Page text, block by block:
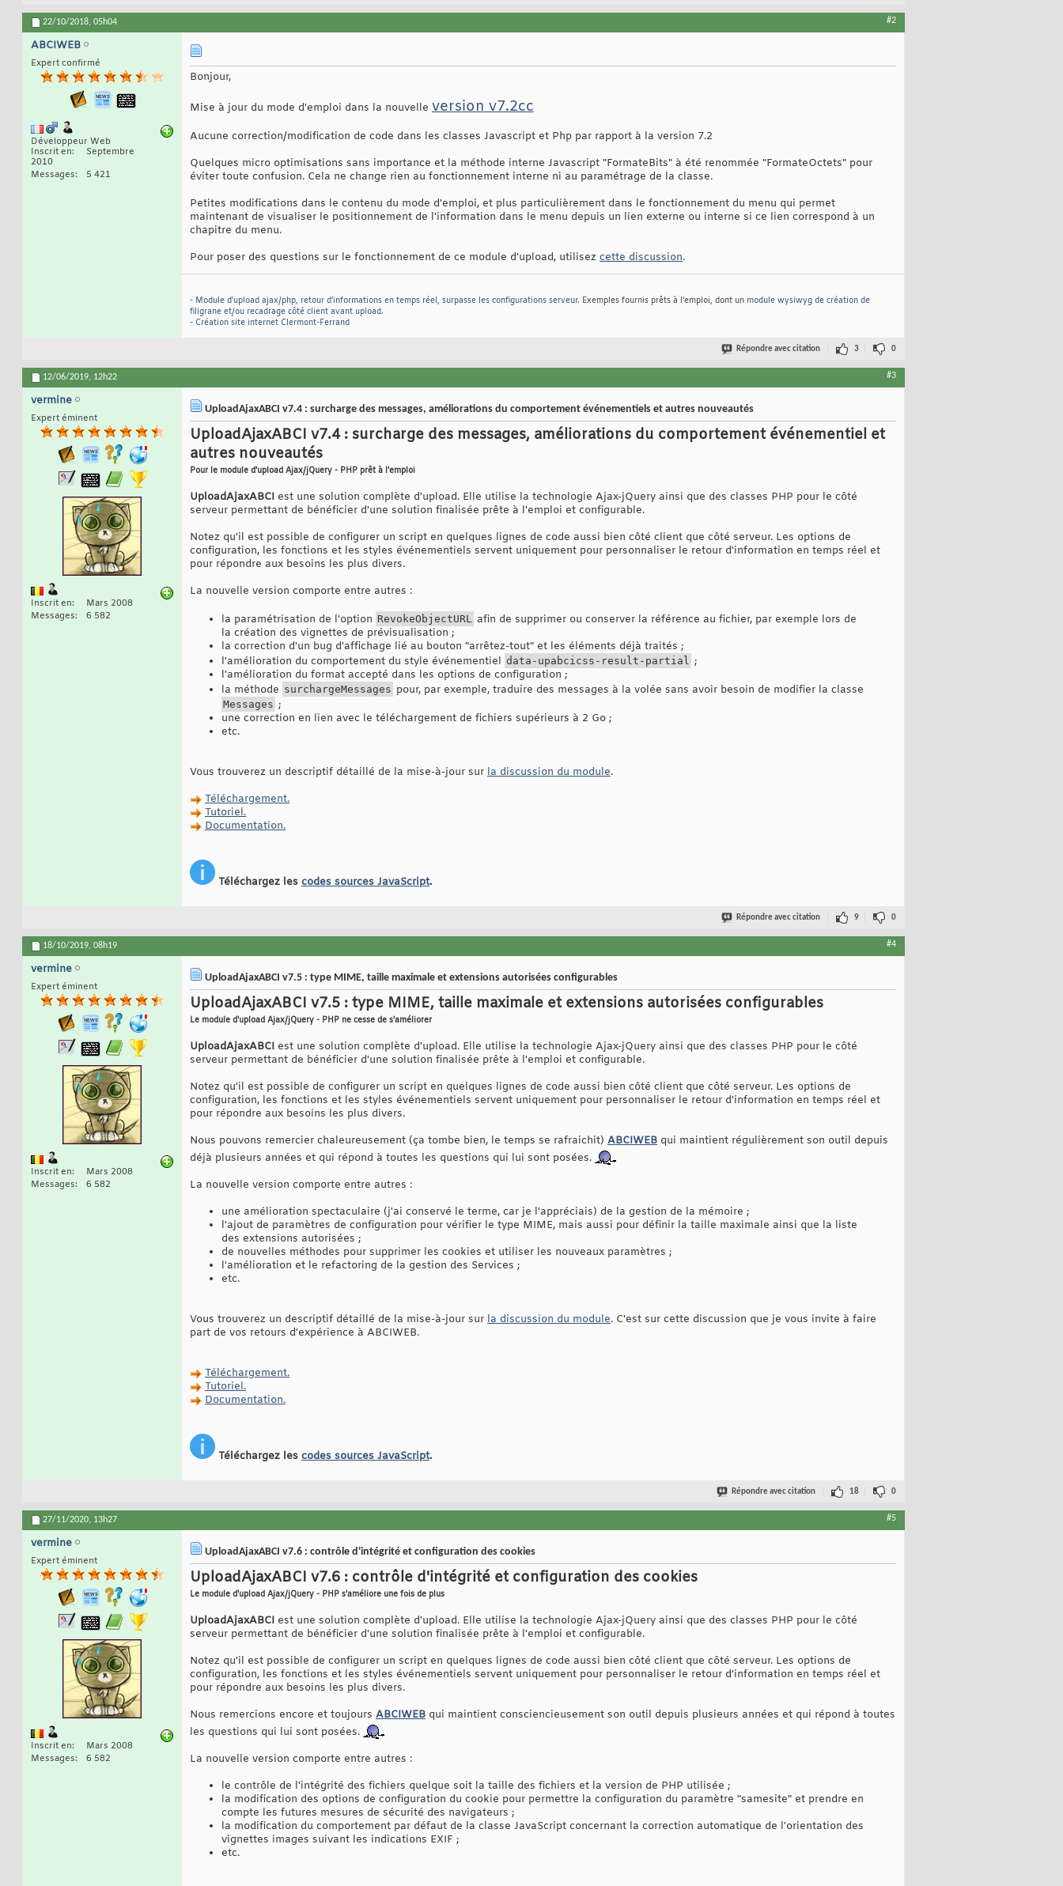
22/10/2018, 05h04 #2
ABCIWEB
Expert confirmé
Développeur Web
Inscrit en
Septembre
2010
Messages
5 421
Bonjour,
Mise à jour du mode d'emploi dans la nouvelle version v7.2cc
Aucune correction/modification de code dans les classes Javascript et Php par rapport à la version 7.2
Quelques micro optimisations sans importance et la méthode interne Javascript "FormateBits" à été renommée "FormateOctets" pour
éviter toute confusion. Cela ne change rien au fonctionnement interne ni au paramétrage de la classe.
Petites modifications dans le contenu du mode d'emploi, et plus particulièrement dans le fonctionnement du menu qui permet
maintenant de visualiser le positionnement de l'information dans le menu depuis un lien externe ou interne si ce lien correspond à un
chapitre du menu.
Pour poser des questions sur le fonctionnement de ce module d'upload, utilisez cette discussion.
- Module d'upload ajax/php, retour d'informations en temps réel, surpasse les configurations serveur. Exemples fournis prêts à l'emploi, dont un module wysiwyg de création de
filigrane et/ou recadrage côté client avant upload.
- Création site internet Clermont-Ferrand
Répondre avec citation 3 0
12/06/2019, 12h22 #3
vermine
Expert éminent
Inscrit en
Mars 2008
Messages
6 582
UploadAjaxABCI v7.4 : surcharge des messages, améliorations du comportement événementiels et autres nouveautés
UploadAjaxABCI v7.4 : surcharge des messages, améliorations du comportement événementiel et
autres nouveautés
Pour le module d'upload Ajax/jQuery - PHP prêt à l'emploi
UploadAjaxABCI est une solution complète d'upload. Elle utilise la technologie Ajax-jQuery ainsi que des classes PHP pour le côté
serveur permettant de bénéficier d'une solution finalisée prête à l'emploi et configurable.
Notez qu'il est possible de configurer un script en quelques lignes de code aussi bien côté client que côté serveur. Les options de
configuration, les fonctions et les styles événementiels servent uniquement pour personnaliser le retour d'information en temps réel et
pour répondre aux besoins les plus divers.
La nouvelle version comporte entre autres :
la paramétrisation de l'option RevokeObjectURL afin de supprimer ou conserver la référence au fichier, par exemple lors de
la création des vignettes de prévisualisation ;
la correction d'un bug d'affichage lié au bouton "arrêtez-tout" et les éléments déjà traités ;
l'amélioration du comportement du style événementiel data-upabcicss-result-partial ;
l'amélioration du format accepté dans les options de configuration ;
la méthode surchargeMessages pour, par exemple, traduire des messages à la volée sans avoir besoin de modifier la classe
Messages ;
une correction en lien avec le téléchargement de fichiers supérieurs à 2 Go ;
etc.
Vous trouverez un descriptif détaillé de la mise-à-jour sur la discussion du module.
Téléchargement.
Tutoriel.
Documentation.
Téléchargez les codes sources JavaScript.
Répondre avec citation 9 0
18/10/2019, 08h19 #4
vermine
Expert éminent
Inscrit en
Mars 2008
Messages
6 582
UploadAjaxABCI v7.5 : type MIME, taille maximale et extensions autorisées configurables
UploadAjaxABCI v7.5 : type MIME, taille maximale et extensions autorisées configurables
Le module d'upload Ajax/jQuery - PHP ne cesse de s'améliorer
UploadAjaxABCI est une solution complète d'upload. Elle utilise la technologie Ajax-jQuery ainsi que des classes PHP pour le côté
serveur permettant de bénéficier d'une solution finalisée prête à l'emploi et configurable.
Notez qu'il est possible de configurer un script en quelques lignes de code aussi bien côté client que côté serveur. Les options de
configuration, les fonctions et les styles événementiels servent uniquement pour personnaliser le retour d'information en temps réel et
pour répondre aux besoins les plus divers.
Nous pouvons remercier chaleureusement (ça tombe bien, le temps se rafraichit) ABCIWEB qui maintient régulièrement son outil depuis
déjà plusieurs années et qui répond à toutes les questions qui lui sont posées.
La nouvelle version comporte entre autres :
une amélioration spectaculaire (j'ai conservé le terme, car je l'appréciais) de la gestion de la mémoire ;
l'ajout de paramètres de configuration pour vérifier le type MIME, mais aussi pour définir la taille maximale ainsi que la liste
des extensions autorisées ;
de nouvelles méthodes pour supprimer les cookies et utiliser les nouveaux paramètres ;
l'amélioration et le refactoring de la gestion des Services ;
etc.
Vous trouverez un descriptif détaillé de la mise-à-jour sur la discussion du module. C'est sur cette discussion que je vous invite à faire
part de vos retours d'expérience à ABCIWEB.
Téléchargement.
Tutoriel.
Documentation.
Téléchargez les codes sources JavaScript.
Répondre avec citation 18 0
27/11/2020, 13h27 #5
vermine
Expert éminent
Inscrit en
Mars 2008
Messages
6 582
UploadAjaxABCI v7.6 : contrôle d'intégrité et configuration des cookies
UploadAjaxABCI v7.6 : contrôle d'intégrité et configuration des cookies
Le module d'upload Ajax/jQuery - PHP s'améliore une fois de plus
UploadAjaxABCI est une solution complète d'upload. Elle utilise la technologie Ajax-jQuery ainsi que des classes PHP pour le côté
serveur permettant de bénéficier d'une solution finalisée prête à l'emploi et configurable.
Notez qu'il est possible de configurer un script en quelques lignes de code aussi bien côté client que côté serveur. Les options de
configuration, les fonctions et les styles événementiels servent uniquement pour personnaliser le retour d'information en temps réel et
pour répondre aux besoins les plus divers.
Nous remercions encore et toujours ABCIWEB qui maintient consciencieusement son outil depuis plusieurs années et qui répond à toutes
les questions qui lui sont posées.
La nouvelle version comporte entre autres :
le contrôle de l'intégrité des fichiers quelque soit la taille des fichiers et la version de PHP utilisée ;
la modification des options de configuration du cookie pour permettre la configuration du paramètre "samesite" et prendre en
compte les futures mesures de sécurité des navigateurs ;
la modification du comportement par défaut de la classe JavaScript concernant la correction automatique de l'orientation des
vignettes images suivant les indications EXIF ;
etc.